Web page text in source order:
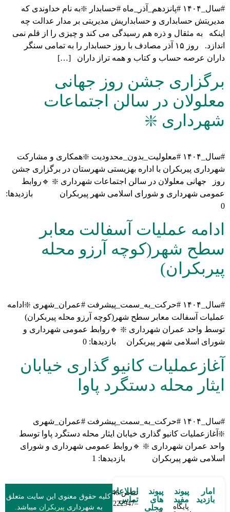
#سال_۱۴۰۴ #پانزدهم_آذر_ماه #حسابدار ❇️به نام خداوندی که
مدیریتش حسابداری و حسابداریش مدیریتی بر مدار عدالت چه
اینکه به مثقال و ذره هم رسیدگی می کند و چیزی را از قلم نمی
اندازد. روز ۱۵ آذر مصادف با روز حسابدار را به تمامی سنگر
داران عرصه حساب و کتاب و همه تراز داران […]
برگزاری جشن روز جهانی
معلولان در سالن اجتماعات
شهرداری ❇️
#سال_۱۴۰۴ #معلولیت_بدون_محدودیت ❇️همکاری و مشارکت
شهرداری پیربکران با اداره بهزیستی شهرستان در برگزاری جشن
روز جهانی معلولان در سالن اجتماعات شهرداری ❇️ 🔹روابط
عمومی شهرداری و شورای اسلامی شهر پیربکران بازدیدها:
0
ادامه عملیات آسفالت معابر
سطح شهر(کوچه آرزو محله
پیربکران)
#سال_۱۴۰۴ #حرکت_به_سمت_پیشرفت #عمران_شهری ❇️ادامه
عملیات آسفالت معابر سطح شهر(کوچه آرزو محله پیربکران)
توسط واحد عمران شهرداری ❇️ 🔹روابط عمومی شهرداری و
شورای اسلامی شهر پیربکران بازدیدها: 0
آغازعملیات کانیو گذاری خیابان
ایثار محله دستگرد پاوا
#سال_۱۴۰۴ #حرکت_به_سمت_پیشرفت #عمران_شهری
❇️آغازعملیات کانیو گذاری خیابان ایثار محله دستگرد پاوا توسط
واحد عمران شهرداری ❇️ 🔹روابط عمومی شهرداری و شورای
اسلامی شهر پیربکران بازدیدها: 1
امار
بازدید
پیوند
مفید
پایگاه
پیوند
های
محلی
اطلاعات
تماس
تماس:03137222946
–03137222947
کلیه حقوق معنوی این سایت متعلق
به شهرداری پیربکران میباشد.